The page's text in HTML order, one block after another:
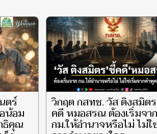
ตร์
น้อม
ธิคุณ
วิกฤต กสทช. วัส ติงสมิต
คดี หมอสรณ ต้องเริ่มจาก
กม.ให้อำนาจหรือไม่ ไม่ใ